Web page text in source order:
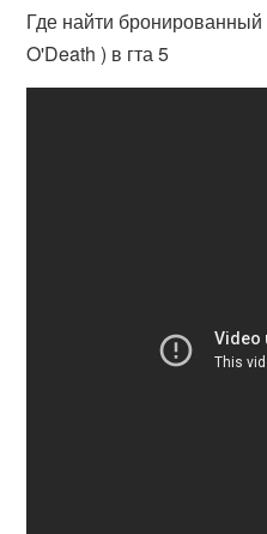
Где найти
O'Death ) в гта 5